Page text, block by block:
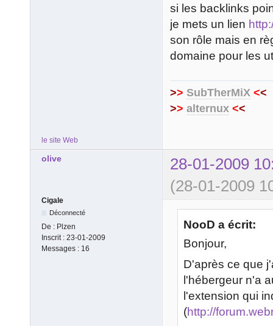
si les backlinks
je mets un lien
son rôle mais en
domaine pour les
>> SubTherMiX <<
>> alternux <<
le site Web
olive
28-01-2009
(28-01-2009
Cigale
Déconnecté
De : Plzen
Inscrit : 23-01-2009
Messages : 16
NooD a écrit:
Bonjour,
D'après ce que
l'hébergeur n'a
l'extension qui
(http://